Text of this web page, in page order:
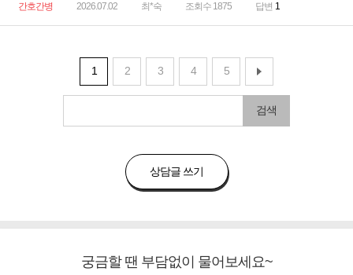
간호간병 2026.07.02 최*숙 조회수 1875 답변 1
1 2 3 4 5
검색
상담글 쓰기
궁금할 땐 부담없이 물어보세요~